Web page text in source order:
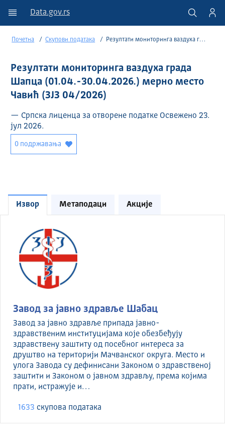
Data.gov.rs
Почетна Скупови података Резултати мониторинга ваздуха града Шапца (01.04.-30.04.2026.) мерно место Чавић (ЗЈЗ 04/2026)
Резултати мониторинга ваздуха града
Шапца (01.04.-30.04.2026.) мерно место
Чавић (ЗЈЗ 04/2026)
— Српска лиценца за отворене податке Освежено 23.
јул 2026.
0 подржавања
Извор Метаподаци Акције
Завод за јавно здравље Шабац
Завод за јавно здравље припада јавно-
здравственим институцијама које обезбеђују
здравствену заштиту од посебног интереса за
друштво на територији Мачванског округа. Место и
улога Завода су дефинисани Законом о здравственој
заштити и Законом о јавном здрављу, према којима
прати, истражује и…
1633 скуповa података